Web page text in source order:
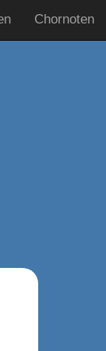
Chornoten